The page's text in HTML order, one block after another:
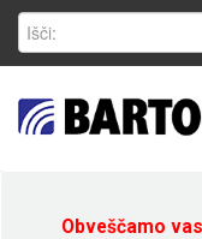
Obveščamo